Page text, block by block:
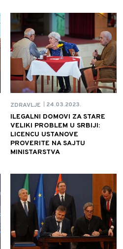
ZDRAVLJE 24.03.2023.
ILEGALNI DOMOVI ZA STARE
VELIKI PROBLEM U SRBIJI:
LICENCU USTANOVE
PROVERITE NA SAJTU
MINISTARSTVA